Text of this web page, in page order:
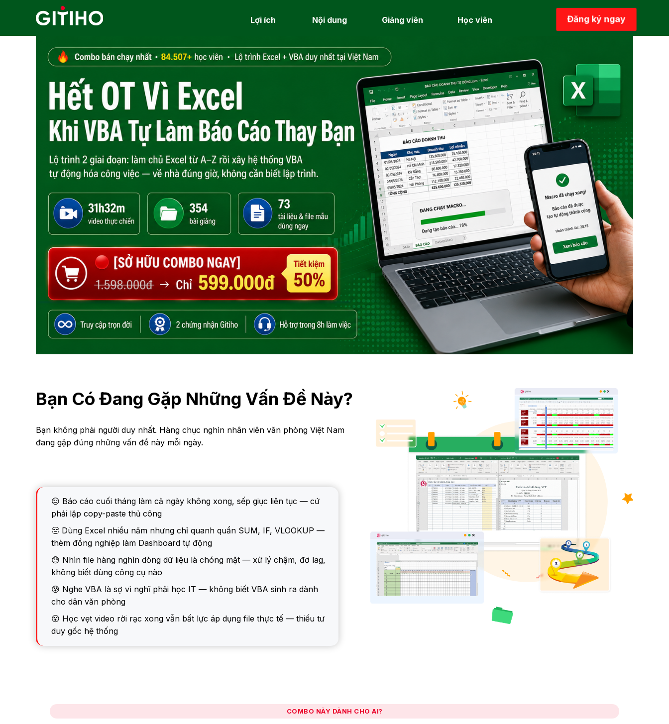
Lợi ích Nội dung Giảng viên Học viên Đăng ký ngay
Đăng ký ngay
Bạn Có Đang Gặp Những Vấn Đề Này?
Bạn không phải người duy nhất. Hàng chục nghìn nhân viên văn phòng Việt Nam
đang gặp đúng những vấn đề này mỗi ngày.
😔 Báo cáo cuối tháng làm cả ngày không xong, sếp giục liên tục — cứ
phải lặp copy-paste thủ công
😓 Nhìn file hàng nghìn dòng dữ liệu là chóng mặt — xử lý chậm, đơ lag,
không biết dùng công cụ nào
😰 Nghe VBA là sợ vì nghĩ phải học IT — không biết VBA sinh ra dành
cho dân văn phòng
😤 Dùng Excel nhiều năm nhưng chỉ quanh quẩn SUM, IF, VLOOKUP —
thèm đồng nghiệp làm Dashboard tự động
😵 Học vẹt video rời rạc xong vẫn bất lực áp dụng file thực tế — thiếu tư
duy gốc hệ thống
COMBO NÀY DÀNH CHO AI?